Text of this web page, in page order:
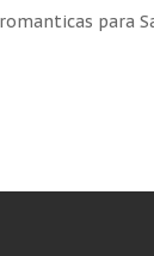
para